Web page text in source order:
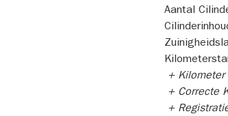
Aantal
+ Kilometer
+ Correcte
+